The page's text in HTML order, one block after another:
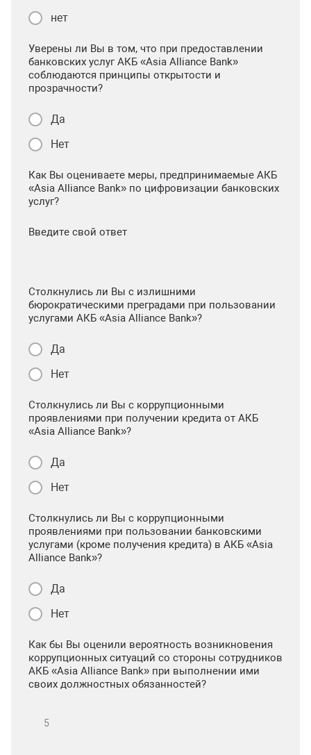
нет
Уверены ли Вы в том, что при предоставлении
банковских услуг АКБ «Asia Alliance Bank»
соблюдаются принципы открытости и
прозрачности?
Да
Нет
Как Вы оцениваете меры, предпринимаемые АКБ
«Asia Alliance Bank» по цифровизации банковских
услуг?
Введите свой ответ
Столкнулись ли Вы с излишними
бюрократическими преградами при пользовании
услугами АКБ «Asia Alliance Bank»?
Да
Нет
Столкнулись ли Вы с коррупционными
проявлениями при получении кредита от АКБ
«Asia Alliance Bank»?
Да
Нет
Столкнулись ли Вы с коррупционными
проявлениями при пользовании банковскими
услугами (кроме получения кредита) в АКБ «Asia
Alliance Bank»?
Да
Нет
Как бы Вы оценили вероятность возникновения
коррупционных ситуаций со стороны сотрудников
АКБ «Asia Alliance Bank» при выполнении ими
своих должностных обязанностей?